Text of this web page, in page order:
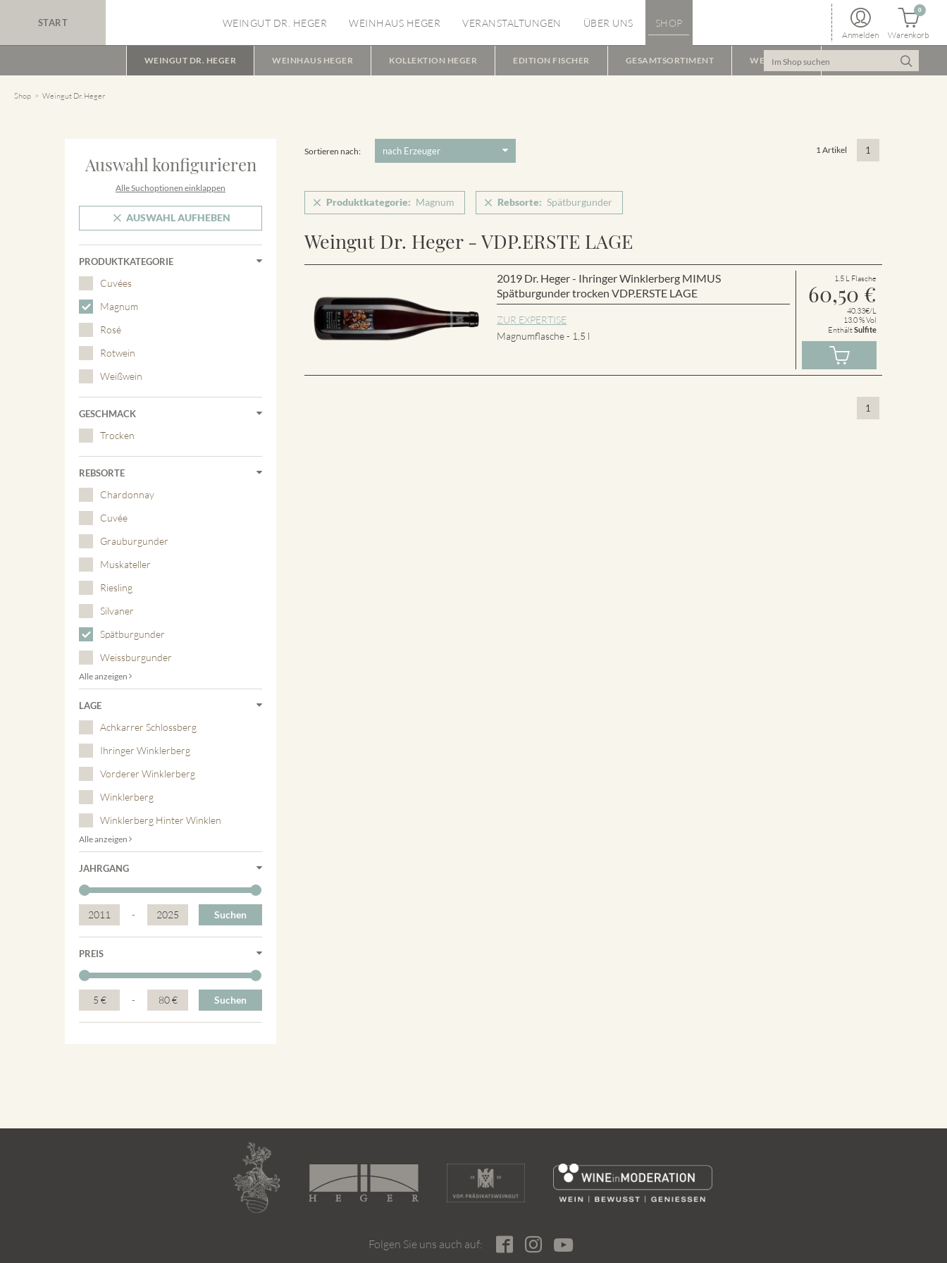
START WEINGUT DR. HEGER WEINHAUS HEGER VERANSTALTUNGEN ÜBER UNS SHOP
Anmelden Warenkorb
0
WEINGUT DR. HEGER WEINHAUS HEGER KOLLEKTION HEGER EDITION FISCHER GESAMTSORTIMENT WEINPAKET
Shop Weingut Dr. Heger
Auswahl konfigurieren
Alle Suchoptionen einklappen
AUSWAHL AUFHEBEN
PRODUKTKATEGORIE
Cuvées
Magnum
Rosé
Rotwein
Weißwein
GESCHMACK
Trocken
REBSORTE
Chardonnay
Cuvée
Grauburgunder
Muskateller
Riesling
Silvaner
Spätburgunder
Weissburgunder
Alle anzeigen
LAGE
Achkarrer Schlossberg
Ihringer Winklerberg
Vorderer Winklerberg
Winklerberg
Winklerberg Hinter Winklen
Alle anzeigen
JAHRGANG
2011 - 2025 Suchen
PREIS
5 € - 80 € Suchen
Sortieren nach: 1 Artikel 1
Produktkategorie: Magnum Rebsorte: Spätburgunder
Weingut Dr. Heger - VDP.ERSTE LAGE
2019 Dr. Heger - Ihringer Winklerberg MIMUS
Spätburgunder trocken VDP.ERSTE LAGE
ZUR EXPERTISE
Magnumflasche - 1,5 l
1.5 L Flasche
60,50 €
40.33€/L
13.0 % Vol
EnthältSulfite
1
Folgen Sie uns auch auf: